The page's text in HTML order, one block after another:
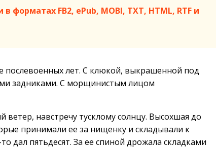
форматах FB2, ePub, MOBI, TXT, HTML, RTF и
послевоенных лет. С клюкой, выкрашенной под
задниками. С морщинистым лицом
навстречу тусклому солнцу. Высохшая до
принимали ее за нищенку и складывали к
дал пятьдесят. За ее спиной дрожала складками